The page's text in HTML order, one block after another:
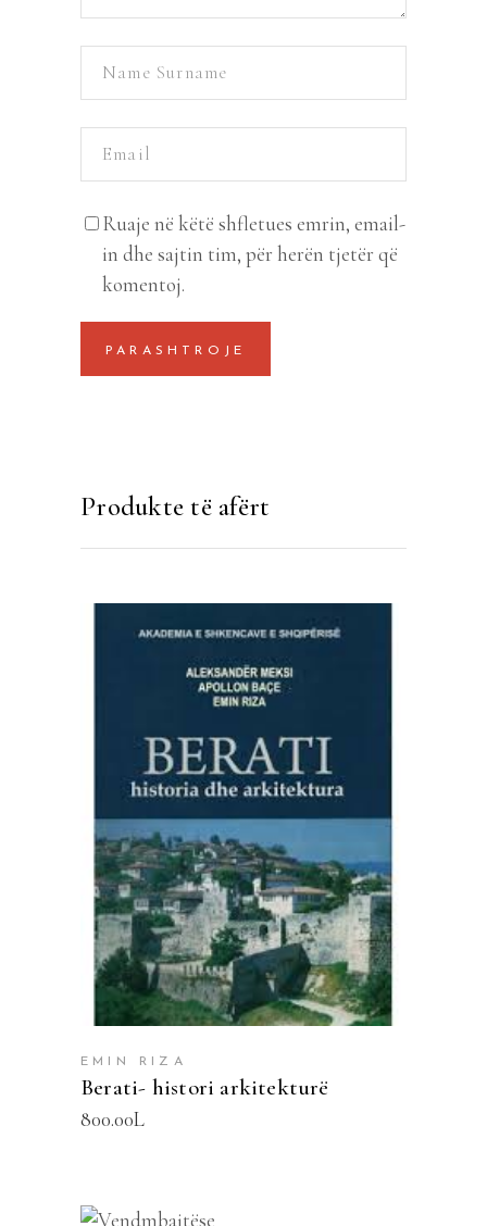
Ruaje në këtë shfletues emrin, email-
in dhe sajtin tim, për herën tjetër që
komentoj.
Produkte të afërt
SHTOJE NË SHPORTË
EMIN RIZA
Berati- histori arkitekturë
800.00L